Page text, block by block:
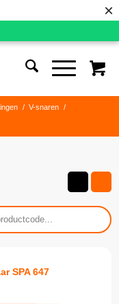
×
/ V-snaren
/
SPA 647